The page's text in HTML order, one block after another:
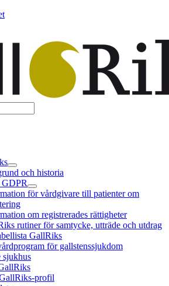
och historia
för vårdgivare till patienter om
om registrerades rättigheter
rutiner för samtycke, utträde och utdrag
GallRiks
för gallstenssjukdom
sjukhus
profil